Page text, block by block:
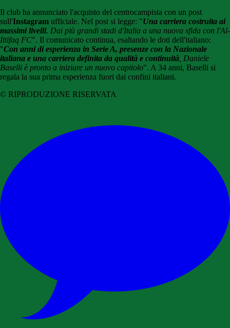
Il club ha annunciato l'acquisto del centrocampista con un post
sull'Instagram ufficiale. Nel post si legge: "Una carriera costruita ai
massimi livelli. Dai più grandi stadi d'Italia a una nuova sfida con l'Al-
Ittifaq FC". Il comunicato continua, esaltando le doti dell'italiano:
"Con anni di esperienza in Serie A, presenze con la Nazionale
italiana e una carriera definita da qualità e continuità , Daniele
Baselli è pronto a iniziare un nuovo capitolo". A 34 anni, Baselli si
regala la sua prima esperienza fuori dai confini italiani.
© RIPRODUZIONE RISERVATA